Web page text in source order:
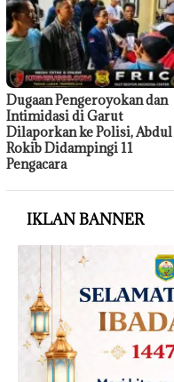
Dugaan Pengeroyokan dan
Intimidasi di Garut
Dilaporkan ke Polisi, Abdul
Rokib Didampingi 11
Pengacara
IKLAN BANNER